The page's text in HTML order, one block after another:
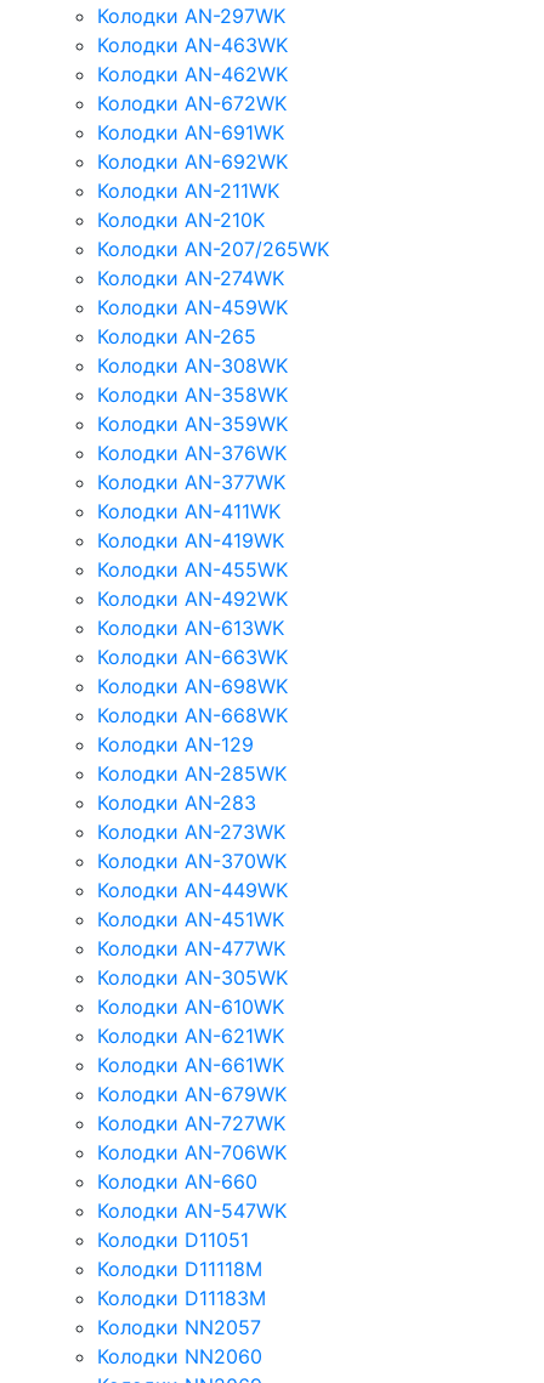
Колодки AN-297WK
Колодки AN-463WK
Колодки AN-462WK
Колодки AN-672WK
Колодки AN-691WK
Колодки AN-692WK
Колодки AN-211WK
Колодки AN-210K
Колодки AN-207/265WK
Колодки AN-274WK
Колодки AN-459WK
Колодки AN-265
Колодки AN-308WK
Колодки AN-358WK
Колодки AN-359WK
Колодки AN-376WK
Колодки AN-377WK
Колодки AN-411WK
Колодки AN-419WK
Колодки AN-455WK
Колодки AN-492WK
Колодки AN-613WK
Колодки AN-663WK
Колодки AN-698WK
Колодки AN-668WK
Колодки AN-129
Колодки AN-285WK
Колодки AN-283
Колодки AN-273WK
Колодки AN-370WK
Колодки AN-449WK
Колодки AN-451WK
Колодки AN-477WK
Колодки AN-305WK
Колодки AN-610WK
Колодки AN-621WK
Колодки AN-661WK
Колодки AN-679WK
Колодки AN-727WK
Колодки AN-706WK
Колодки AN-660
Колодки AN-547WK
Колодки D11051
Колодки D11118M
Колодки D11183M
Колодки NN2057
Колодки NN2060